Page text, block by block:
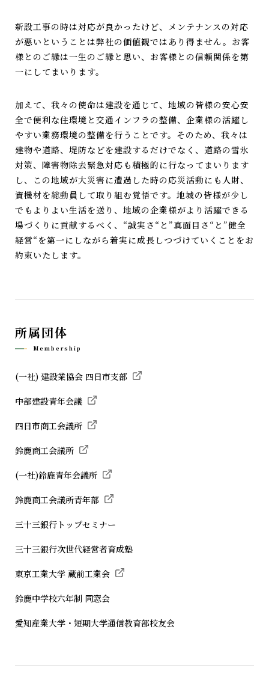
新設工事の時は対応が良かったけど、メンテナンスの対応
が悪いということは弊社の価値観ではあり得ません。お客
様とのご縁は一生のご縁と思い、お客様との信頼関係を第
一にしてまいります。
加えて、我々の使命は建設を通じて、地域の皆様の安心安
全で便利な住環境と交通インフラの整備、企業様の活躍し
やすい業務環境の整備を行うことです。そのため、我々は
建物や道路、堤防などを建設するだけでなく、道路の雪氷
対策、障害物除去緊急対応も積極的に行なってまいります
し、この地域が大災害に遭過した時の応災活動にも人財、
資機材を総動員して取り組む覚悟です。地城の皆様が少し
でもよりよい生活を送り、地域の企業様がより活躍できる
場づくりに貢献するべく、“誠実さ“と”真面目さ“と”健全
経営“を第一にしながら着実に成長しつづけていくことをお
約束いたします。
所属団体
Membership
(一社) 建設業協会 四日市支部
中部建設青年会議
四日市商工会議所
鈴鹿商工会議所
(一社)鈴鹿青年会議所
鈴鹿商工会議所青年部
三十三銀行トップセミナー
三十三銀行次世代経営者育成塾
東京工業大学 蔵前工業会
鈴鹿中学校六年制 同窓会
愛知産業大学・短期大学通信教育部校友会